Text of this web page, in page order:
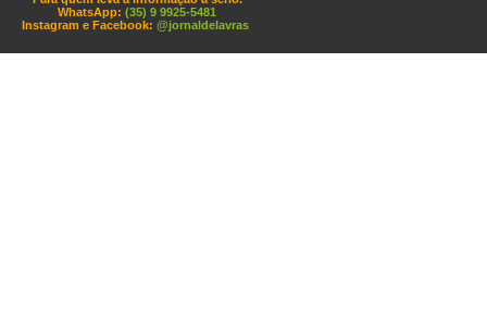
WhatsApp: (35) 9 9925-5481
Instagram e Facebook: @jornaldelavras